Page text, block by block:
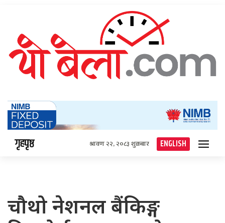
गृहपृष्ठ श्रावण २२, २०८३ शुक्रबार ENGLISH
चौथो नेशनल बैंकिङ्ग